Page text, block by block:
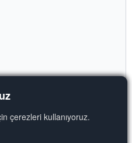
çerezleri kullanıyoruz.